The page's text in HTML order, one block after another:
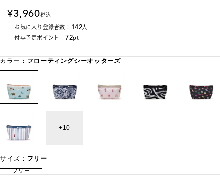
3,960税込
お気に入り登録者数： 142人
付与予定ポイント： 72pt
カラー： フローティングシーオッターズ
10
サイズ： フリー
フリー